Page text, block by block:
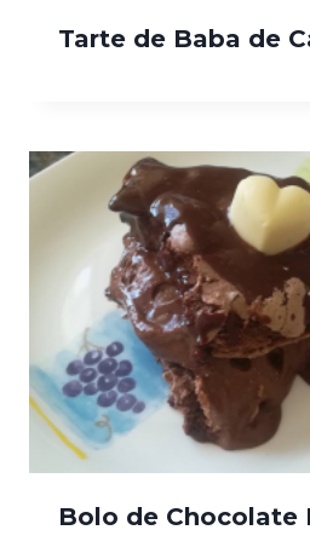
Tarte de Baba de
Bolo de Chocolate